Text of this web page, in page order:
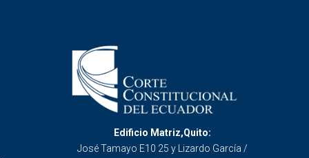
Edificio Matriz,Quito:
José Tamayo E10 25 y Lizardo García /